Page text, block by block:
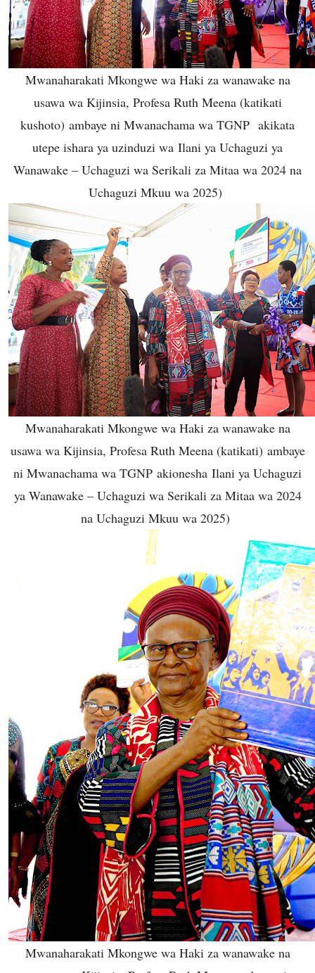
Mwanaharakati Mkongwe wa Haki za wanawake na
usawa wa Kijinsia, Profesa Ruth Meena (katikati
kushoto) ambaye ni Mwanachama wa TGNP akikata
utepe ishara ya uzinduzi wa Ilani ya Uchaguzi ya
Wanawake – Uchaguzi wa Serikali za Mitaa wa 2024 na
Uchaguzi Mkuu wa 2025)
Mwanaharakati Mkongwe wa Haki za wanawake na
usawa wa Kijinsia, Profesa Ruth Meena (katikati) ambaye
ni Mwanachama wa TGNP akionesha Ilani ya Uchaguzi
ya Wanawake – Uchaguzi wa Serikali za Mitaa wa 2024
na Uchaguzi Mkuu wa 2025)
Mwanaharakati Mkongwe wa Haki za wanawake na